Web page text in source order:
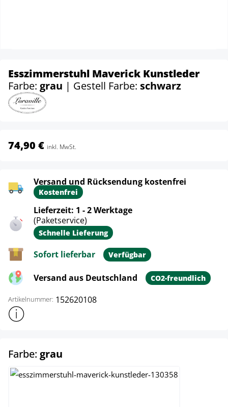
Esszimmerstuhl Maverick Kunstleder
Farbe: grau | Gestell Farbe: schwarz
74,90 € inkl. MwSt.
Versand und Rücksendung kostenfrei
Kostenfrei
Lieferzeit: 1 - 2 Werktage
(Paketservice)
Schnelle Lieferung
Sofort lieferbar Verfügbar
Versand aus Deutschland CO2-freundlich
Artikelnummer: 152620108
Weitere Produktinformationen anzeigen
Farbe: grau